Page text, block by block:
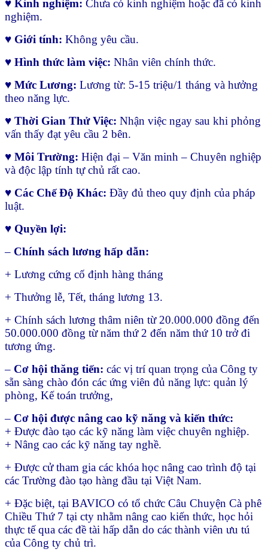
♥ Kinh nghiệm: Chưa có kinh nghiệm hoặc đã có kinh
nghiệm.
♥ Giới tính: Không yêu cầu.
♥ Hình thức làm việc: Nhân viên chính thức.
♥ Mức Lương: Lương từ: 5-15 triệu/1 tháng và hưởng
theo năng lực.
♥ Thời Gian Thử Việc: Nhận việc ngay sau khi phỏng
vấn thấy đạt yêu cầu 2 bên.
♥ Môi Trường: Hiện đại – Văn minh – Chuyên nghiệp
và độc lập tính tự chủ rất cao.
♥ Các Chế Độ Khác: Đầy đủ theo quy định của pháp
luật.
♥ Quyền lợi:
– Chính sách lương hấp dẫn:
+ Lương cứng cố định hàng tháng
+ Thưởng lễ, Tết, tháng lương 13.
+ Chính sách lương thâm niên từ 20.000.000 đồng đến
50.000.000 đồng từ năm thứ 2 đến năm thứ 10 trở đi
tương ứng.
– Cơ hội thăng tiến: các vị trí quan trọng của Công ty
sẵn sàng chào đón các ứng viên đủ năng lực: quản lý
phòng, Kế toán trưởng,
– Cơ hội được nâng cao kỹ năng và kiến thức:
+ Được đào tạo các kỹ năng làm việc chuyên nghiệp.
+ Nâng cao các kỹ năng tay nghề.
+ Được cử tham gia các khóa học nâng cao trình độ tại
các Trường đào tạo hàng đầu tại Việt Nam.
+ Đặc biệt, tại BAVICO có tổ chức Câu Chuyện Cà phê
Chiều Thứ 7 tại cty nhằm nâng cao kiến thức, học hỏi
thực tế qua các đề tài hấp dẫn do các thành viên ưu tú
của Công ty chủ trì.